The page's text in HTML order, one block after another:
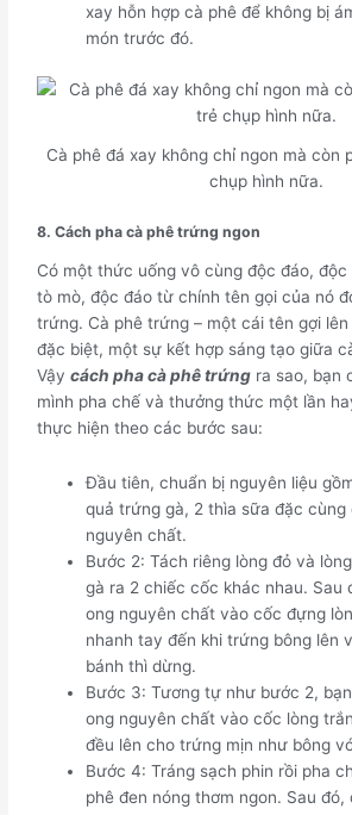
xay hỗn hợp cà phê để không bị
món trước đó.
Cà phê đá xay không chỉ ngon mà còn
chụp hình nữa.
8. Cách pha cà phê trứng ngon
Có một thức uống vô cùng độc đáo, độc
tò mò, độc đáo từ chính tên gọi của nó
trứng. Cà phê trứng – một cái tên gợi
đặc biệt, một sự kết hợp sáng tạo giữa
Vậycách pha cà phê trứng ra sao, bạn
mình pha chế và thưởng thức một lần
thực hiện theo các bước sau:
Đầu tiên, chuẩn bị nguyên liệu
quả trứng gà, 2 thìa sữa đặc cùng
nguyên chất.
Bước 2: Tách riêng lòng đỏ và
gà ra 2 chiếc cốc khác nhau. Sau
ong nguyên chất vào cốc đựng
nhanh tay đến khi trứng bông lên
bánh thì dừng.
Bước 3: Tương tự như bước 2,
ong nguyên chất vào cốc lòng
đều lên cho trứng mịn như bông
Bước 4: Tráng sạch phin rồi pha
phê đen nóng thơm ngon. Sau